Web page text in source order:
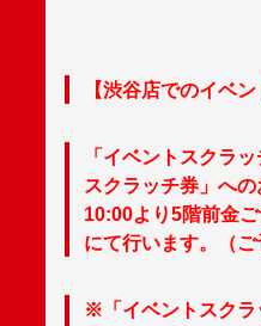
【渋谷店でのイベ
「イベントスクラ
スクラッチ券」への
10:00より5階前金
にて行います。（ご
※「イベントスクラ